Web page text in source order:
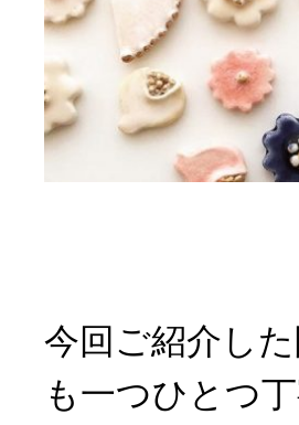
今回ご紹介し
も一つひとつ